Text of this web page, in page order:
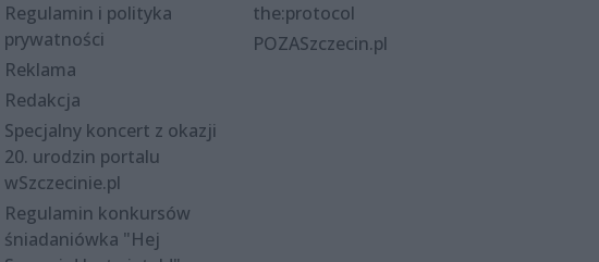
Regulamin i polityka
prywatności
Reklama
Redakcja
Specjalny koncert z okazji
20. urodzin portalu
wSzczecinie.pl
Regulamin konkursów
śniadaniówka "Hej
the:protocol
POZASzczecin.pl